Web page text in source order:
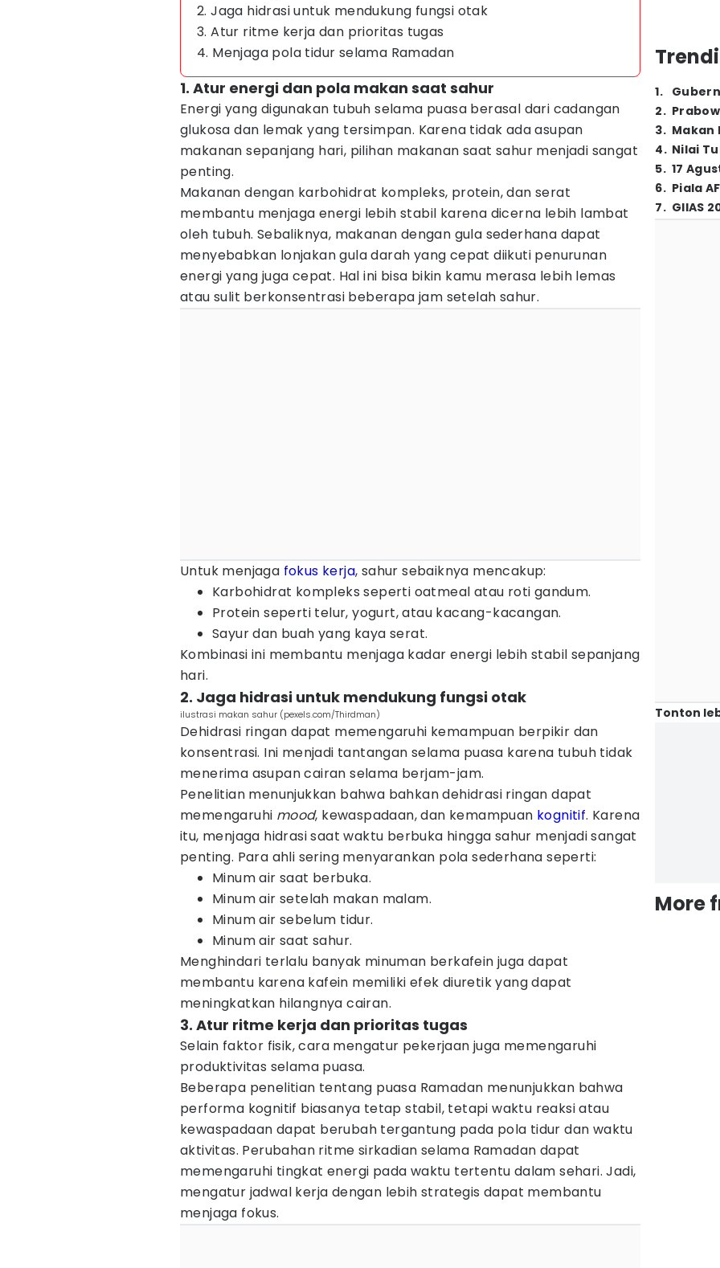
2. Jaga hidrasi untuk mendukung fungsi otak
3. Atur ritme kerja dan prioritas tugas
4. Menjaga pola tidur selama Ramadan
1. Atur energi dan pola makan saat sahur
Energi yang digunakan tubuh selama puasa berasal dari cadangan
glukosa dan lemak yang tersimpan. Karena tidak ada asupan
makanan sepanjang hari, pilihan makanan saat sahur menjadi sangat
penting.
Makanan dengan karbohidrat kompleks, protein, dan serat
membantu menjaga energi lebih stabil karena dicerna lebih lambat
oleh tubuh. Sebaliknya, makanan dengan gula sederhana dapat
menyebabkan lonjakan gula darah yang cepat diikuti penurunan
energi yang juga cepat. Hal ini bisa bikin kamu merasa lebih lemas
atau sulit berkonsentrasi beberapa jam setelah sahur.
Untuk menjaga fokus kerja, sahur sebaiknya mencakup:
Karbohidrat kompleks seperti oatmeal atau roti gandum.
Protein seperti telur, yogurt, atau kacang-kacangan.
Sayur dan buah yang kaya serat.
Kombinasi ini membantu menjaga kadar energi lebih stabil sepanjang
hari.
2. Jaga hidrasi untuk mendukung fungsi otak
ilustrasi makan sahur (pexels.com/Thirdman)
Dehidrasi ringan dapat memengaruhi kemampuan berpikir dan
konsentrasi. Ini menjadi tantangan selama puasa karena tubuh tidak
menerima asupan cairan selama berjam-jam.
Penelitian menunjukkan bahwa bahkan dehidrasi ringan dapat
memengaruhi mood, kewaspadaan, dan kemampuan kognitif. Karena
itu, menjaga hidrasi saat waktu berbuka hingga sahur menjadi sangat
penting. Para ahli sering menyarankan pola sederhana seperti:
Minum air saat berbuka.
Minum air setelah makan malam.
Minum air sebelum tidur.
Minum air saat sahur.
Menghindari terlalu banyak minuman berkafein juga dapat
membantu karena kafein memiliki efek diuretik yang dapat
meningkatkan hilangnya cairan.
3. Atur ritme kerja dan prioritas tugas
Selain faktor fisik, cara mengatur pekerjaan juga memengaruhi
produktivitas selama puasa.
Beberapa penelitian tentang puasa Ramadan menunjukkan bahwa
performa kognitif biasanya tetap stabil, tetapi waktu reaksi atau
kewaspadaan dapat berubah tergantung pada pola tidur dan waktu
aktivitas. Perubahan ritme sirkadian selama Ramadan dapat
memengaruhi tingkat energi pada waktu tertentu dalam sehari. Jadi,
mengatur jadwal kerja dengan lebih strategis dapat membantu
menjaga fokus.
1.
2.
3. Makan
4. Nilai
5. 17
6. Piala
7. GIIAS
Tonton
More